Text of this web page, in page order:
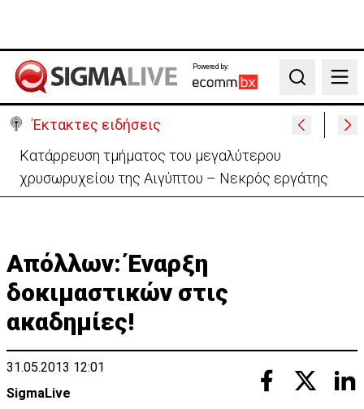
Powered by:
Search
Έκτακτες ειδήσεις
Κατάρρευση τμήματος του μεγαλύτερου
χρυσωρυχείου της Αιγύπτου – Νεκρός εργάτης
Απόλλων: Έναρξη
δοκιμαστικών στις
ακαδημίες!
31.05.2013 12:01
SigmaLive